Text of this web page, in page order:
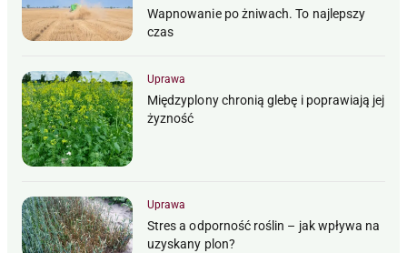
Wapnowanie po żniwach. To najlepszy
czas
Uprawa
Międzyplony chronią glebę i poprawiają jej
żyzność
Uprawa
Stres a odporność roślin – jak wpływa na
uzyskany plon?